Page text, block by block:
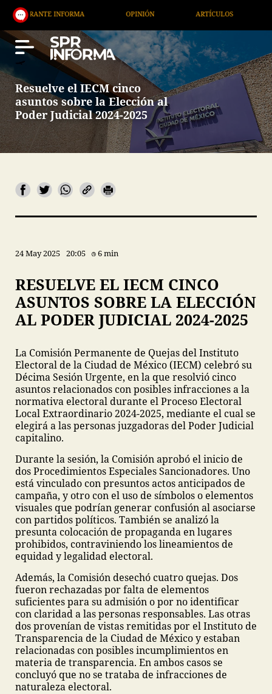
INFORMA ARTÍCULOS
Resuelve el IECM cinco
asuntos sobre la Elección al
Poder Judicial 2024-2025
24 May 2025 20:05 6 min
RESUELVE EL IECM CINCO
ASUNTOS SOBRE LA ELECCIÓN
AL PODER JUDICIAL 2024-2025
La Comisión Permanente de Quejas del Instituto
Electoral de la Ciudad de México (IECM) celebró su
Décima Sesión Urgente, en la que resolvió cinco
asuntos relacionados con posibles infracciones a la
normativa electoral durante el Proceso Electoral
Local Extraordinario 2024-2025, mediante el cual se
elegirá a las personas juzgadoras del Poder Judicial
capitalino.
Durante la sesión, la Comisión aprobó el inicio de
dos Procedimientos Especiales Sancionadores. Uno
está vinculado con presuntos actos anticipados de
campaña, y otro con el uso de símbolos o elementos
visuales que podrían generar confusión al asociarse
con partidos políticos. También se analizó la
presunta colocación de propaganda en lugares
prohibidos, contraviniendo los lineamientos de
equidad y legalidad electoral.
Además, la Comisión desechó cuatro quejas. Dos
fueron rechazadas por falta de elementos
suficientes para su admisión o por no identificar
con claridad a las personas responsables. Las otras
dos provenían de vistas remitidas por el Instituto de
Transparencia de la Ciudad de México y estaban
relacionadas con posibles incumplimientos en
materia de transparencia. En ambos casos se
concluyó que no se trataba de infracciones de
naturaleza electoral.